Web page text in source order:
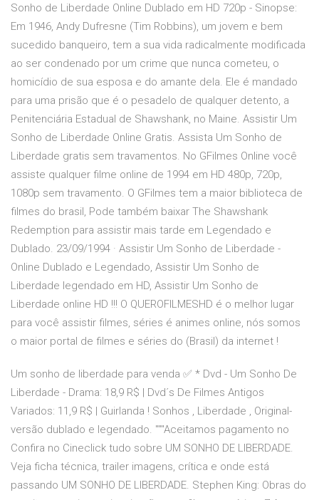
Sonho de Liberdade Online Dublado em HD 720p - Sinopse:
Em 1946, Andy Dufresne (Tim Robbins), um jovem e bem
sucedido banqueiro, tem a sua vida radicalmente modificada
ao ser condenado por um crime que nunca cometeu, o
homicídio de sua esposa e do amante dela. Ele é mandado
para uma prisão que é o pesadelo de qualquer detento, a
Penitenciária Estadual de Shawshank, no Maine. Assistir Um
Sonho de Liberdade Online Gratis. Assista Um Sonho de
Liberdade gratis sem travamentos. No GFilmes Online você
assiste qualquer filme online de 1994 em HD 480p, 720p,
1080p sem travamento. O GFilmes tem a maior biblioteca de
filmes do brasil, Pode também baixar The Shawshank
Redemption para assistir mais tarde em Legendado e
Dublado. 23/09/1994 · Assistir Um Sonho de Liberdade -
Online Dublado e Legendado, Assistir Um Sonho de
Liberdade legendado em HD, Assistir Um Sonho de
Liberdade online HD !!! O QUEROFILMESHD é o melhor lugar
para você assistir filmes, séries é animes online, nós somos
o maior portal de filmes e séries do (Brasil) da internet !
Um sonho de liberdade para venda ✅ * Dvd - Um Sonho De
Liberdade - Drama: 18,9 R$ | Dvd´s De Filmes Antigos
Variados: 11,9 R$ | Guirlanda ! Sonhos , Liberdade , Original-
versão dublado e legendado. """Aceitamos pagamento no
Confira no Cineclick tudo sobre UM SONHO DE LIBERDADE.
Veja ficha técnica, trailer imagens, crítica e onde está
passando UM SONHO DE LIBERDADE. Stephen King: Obras do